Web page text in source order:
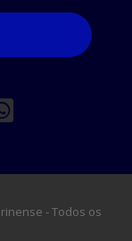
- Todos os